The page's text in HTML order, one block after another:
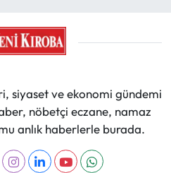
siyaset ve ekonomi gündemi
nöbetçi eczane, namaz
anlık haberlerle burada.